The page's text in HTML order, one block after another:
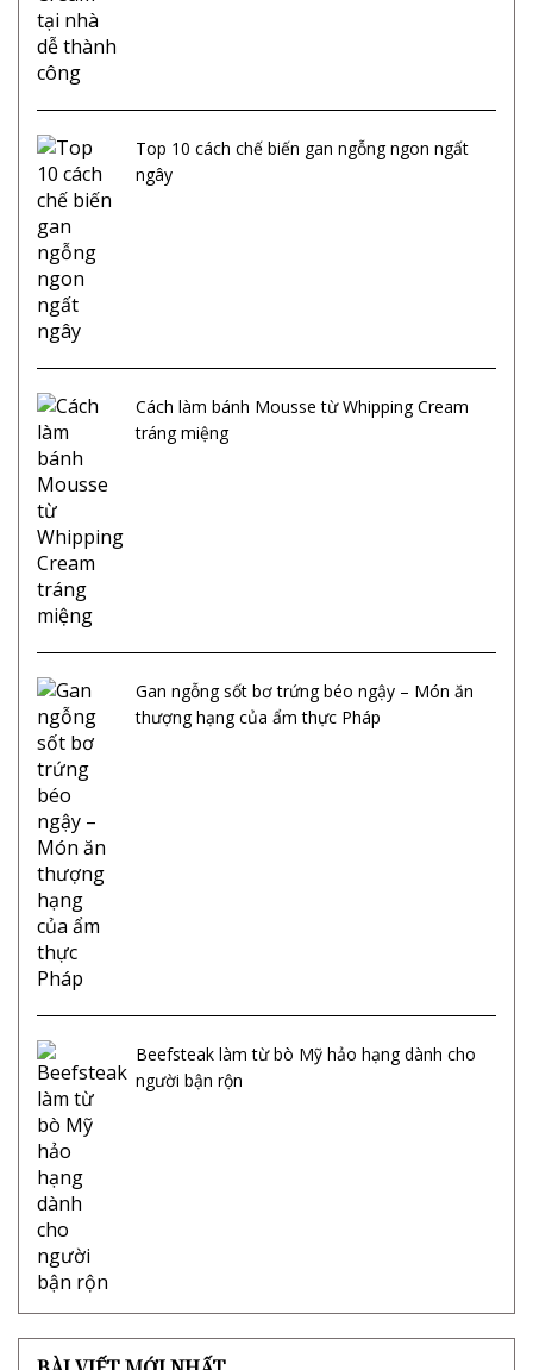
Top 10 cách chế biến gan ngỗng ngon ngất
ngây
Cách làm bánh Mousse từ Whipping Cream
tráng miệng
Gan ngỗng sốt bơ trứng béo ngậy – Món ăn
thượng hạng của ẩm thực Pháp
Beefsteak làm từ bò Mỹ hảo hạng dành cho
người bận rộn